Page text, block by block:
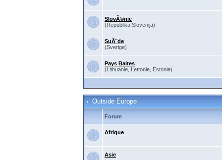
SlovÃ©nie
(Republika Slovenija)
SuÃ¨de
(Sverige)
Pays Baltes
(Lithuanie, Lettonie, Estonie)
Outside Europe
Forum
Afrique
Asie